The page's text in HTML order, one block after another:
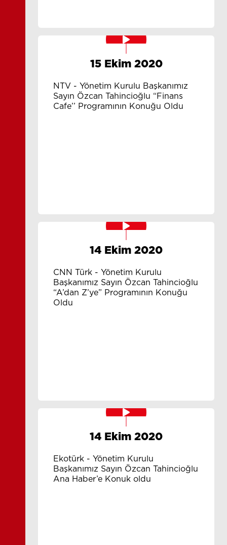
15 Ekim 2020
NTV - Yönetim Kurulu Başkanımız
Sayın Özcan Tahincioğlu “Finans
Cafe’’ Programının Konuğu Oldu
14 Ekim 2020
CNN Türk - Yönetim Kurulu
Başkanımız Sayın Özcan Tahincioğlu
“A’dan Z’ye” Programının Konuğu
Oldu
14 Ekim 2020
Ekotürk - Yönetim Kurulu
Başkanımız Sayın Özcan Tahincioğlu
Ana Haber’e Konuk oldu